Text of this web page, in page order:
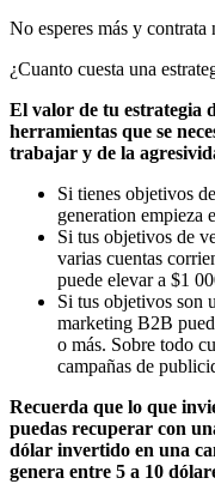
No esperes más y contrata
¿Cuanto cuesta una
El valor de tu estrategia
herramientas que se
trabajar y de la
Si tienes objetivos
generation empieza
Si tus objetivos de
varias cuentas
puede elevar a $1
Si tus objetivos son
marketing B2B
o más. Sobre todo
campañas de
Recuerda que lo que
puedas recuperar con
dólar invertido en una
genera entre 5 a 10